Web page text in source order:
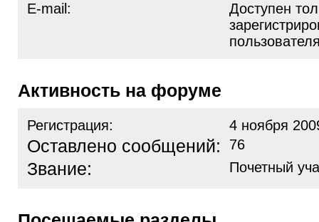
E-mail:
Доступен
Активность на форуме
Регистрация: 4 ноября
Оставлено сообщений: 76
Звание: Почетный